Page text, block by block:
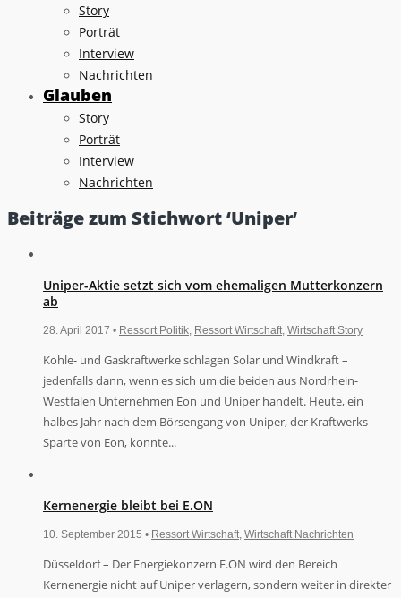
Story
Porträt
Interview
Nachrichten
Glauben
Story
Porträt
Interview
Nachrichten
Beiträge zum Stichwort ‘Uniper’
Uniper-Aktie setzt sich vom ehemaligen Mutterkonzern
ab
28. April 2017 • Ressort Politik Ressort Wirtschaft Wirtschaft Story
Kohle- und Gaskraftwerke schlagen Solar und Windkraft –
jedenfalls dann, wenn es sich um die beiden aus Nordrhein-
Westfalen Unternehmen Eon und Uniper handelt. Heute, ein
halbes Jahr nach dem Börsengang von Uniper, der Kraftwerks-
Sparte von Eon, konnte...
Kernenergie bleibt bei E.ON
10. September 2015 • Ressort Wirtschaft Wirtschaft Nachrichten
Düsseldorf – Der Energiekonzern E.ON wird den Bereich
Kernenergie nicht auf Uniper verlagern, sondern weiter in direkter